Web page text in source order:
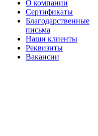
О компании
Сертификаты
Благодарственные
письма
Наши клиенты
Реквизиты
Вакансии